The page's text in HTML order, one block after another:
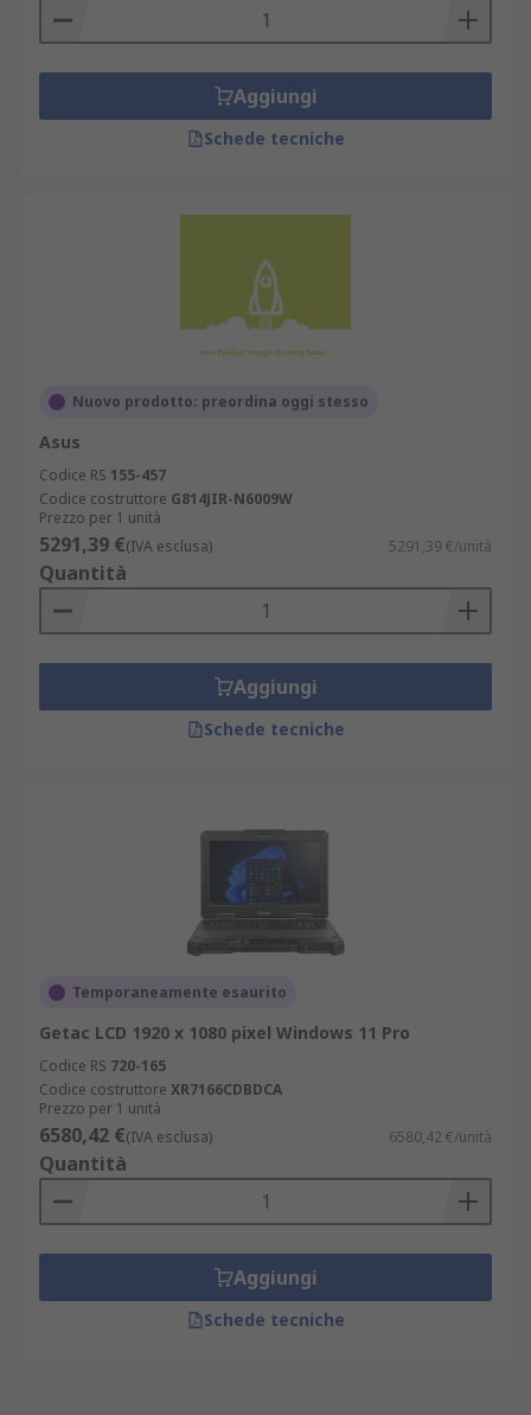
Aggiungi
Schede tecniche
Nuovo prodotto: preordina oggi stesso
Asus
Codice RS 155-457
Codice costruttore G814JIR-N6009W
Prezzo per 1 unità
5291,39 €(IVA esclusa) 5291,39 €/unità
Quantità
Aggiungi
Schede tecniche
Temporaneamente esaurito
Getac LCD 1920 x 1080 pixel Windows 11 Pro
Codice RS 720-165
Codice costruttore XR7166CDBDCA
Prezzo per 1 unità
6580,42 €(IVA esclusa) 6580,42 €/unità
Quantità
Aggiungi
Schede tecniche